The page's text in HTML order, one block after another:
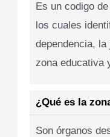
Es un codigo
los cuales
dependencia,
zona educativa
¿Qué es la
Son órganos